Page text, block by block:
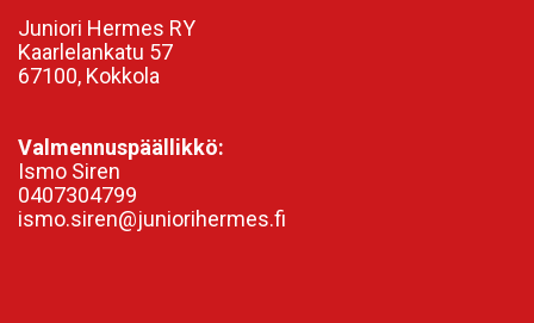
Juniori Hermes RY
Kaarlelankatu 57
67100, Kokkola
Valmennuspäällikkö:
Ismo Siren
0407304799
ismo.siren@juniorihermes.fi